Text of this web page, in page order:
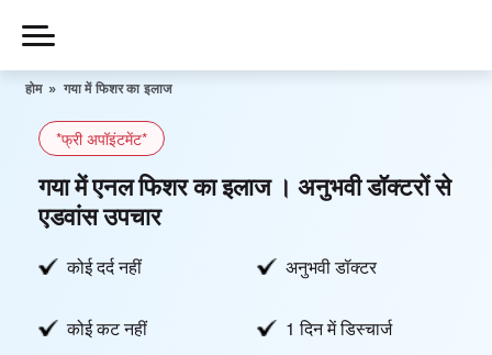
content
Piles
हमारे बारे में
हमसे संपर्क करें
होम » गया में फिशर का इलाज
*फ्री अपॉइंटमेंट*
गया में एनल फिशर का इलाज । अनुभवी डॉक्टरों से
एडवांस उपचार
कोई दर्द नहीं अनुभवी डॉक्टर
कोई कट नहीं 1 दिन में डिस्चार्ज